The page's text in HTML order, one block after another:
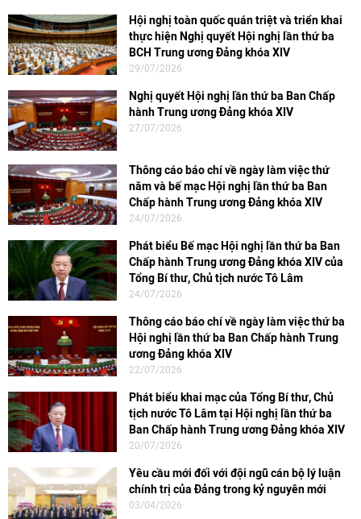
Hội nghị toàn quốc quán triệt và triển khai
thực hiện Nghị quyết Hội nghị lần thứ ba
BCH Trung ương Đảng khóa XIV
29/07/2026
Nghị quyết Hội nghị lần thứ ba Ban Chấp
hành Trung ương Đảng khóa XIV
27/07/2026
Thông cáo báo chí về ngày làm việc thứ
năm và bế mạc Hội nghị lần thứ ba Ban
Chấp hành Trung ương Đảng khóa XIV
24/07/2026
Phát biểu Bế mạc Hội nghị lần thứ ba Ban
Chấp hành Trung ương Đảng khóa XIV của
Tổng Bí thư, Chủ tịch nước Tô Lâm
24/07/2026
Thông cáo báo chí về ngày làm việc thứ ba
Hội nghị lần thứ ba Ban Chấp hành Trung
ương Đảng khóa XIV
22/07/2026
Phát biểu khai mạc của Tổng Bí thư, Chủ
tịch nước Tô Lâm tại Hội nghị lần thứ ba
Ban Chấp hành Trung ương Đảng khóa XIV
20/07/2026
Yêu cầu mới đối với đội ngũ cán bộ lý luận
chính trị của Đảng trong kỷ nguyên mới
03/04/2026